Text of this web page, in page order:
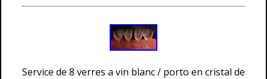
Service de 8 verres a vin blanc / porto en cristal de